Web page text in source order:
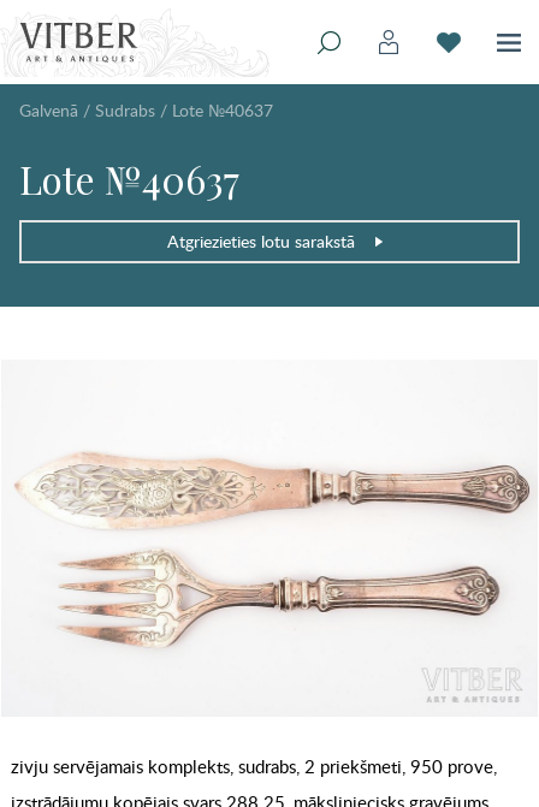
Galvenā / Sudrabs / Lote №40637
Lote №40637
Atgriezieties lotu sarakstā
zivju servējamais komplekts, sudrabs, 2 priekšmeti, 950 prove,